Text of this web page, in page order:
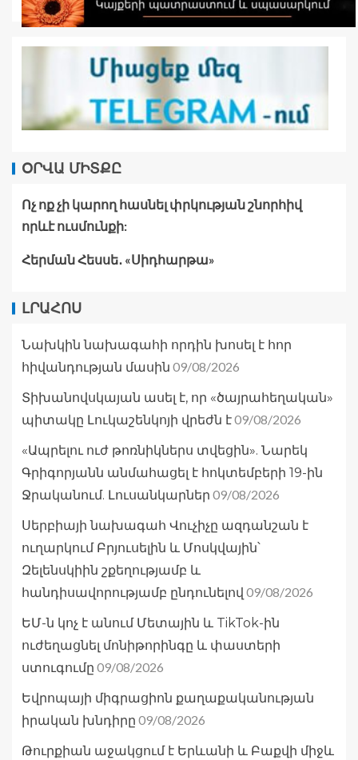
ՕՐՎԱ ՄԻՏՔԸ
Ոչ ոք չի կարող հասնել փրկության շնորհիվ
որևէ ուսմունքի:
Հերման Հեսսե․ «Սիդհարթա»
ԼՐԱՀՈՍ
Նախկին նախագահի որդին խոսել է հոր
հիվանդության մասին 09/08/2026
Տիխանովսկայան ասել է, որ «ծայրահեղական»
պիտակը Լուկաշենկոյի վրեժն է09/08/2026
«Ապրելու ուժ թոռնիկներս տվեցին». Նարեկ
Գրիգորյանն անմահացել է հոկտեմբերի 19-ին
Ջրականում. Լուսանկարներ 09/08/2026
Սերբիայի նախագահ Վուչիչը ազդանշան է
ուղարկում Բրյուսելին և Մոսկվային՝
Զելենսկիին շքեղությամբ և
հանդիսավորությամբ ընդունելով 09/08/2026
ԵՄ-ն կոչ է անում Մետային և TikTok-ին
ուժեղացնել մոնիթորինգը և փաստերի
ստուգումը 09/08/2026
Եվրոպայի միգրացիոն քաղաքականության
իրական խնդիրը 09/08/2026
Թուրքիան աջակցում է Երևանի և Բաքվի միջև